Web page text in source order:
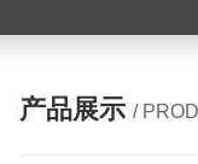
产品展示 /